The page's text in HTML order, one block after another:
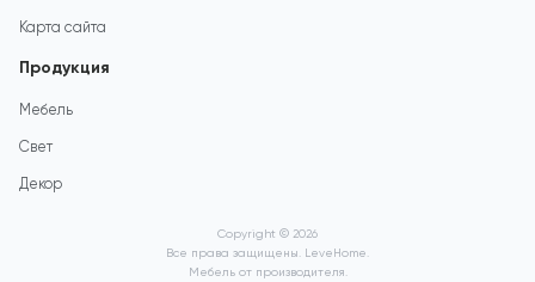
Карта сайта
Продукция
Мебель
Свет
Декор
Copyright © 2026
Все права защищены. LeveHome.
Мебель от производителя.